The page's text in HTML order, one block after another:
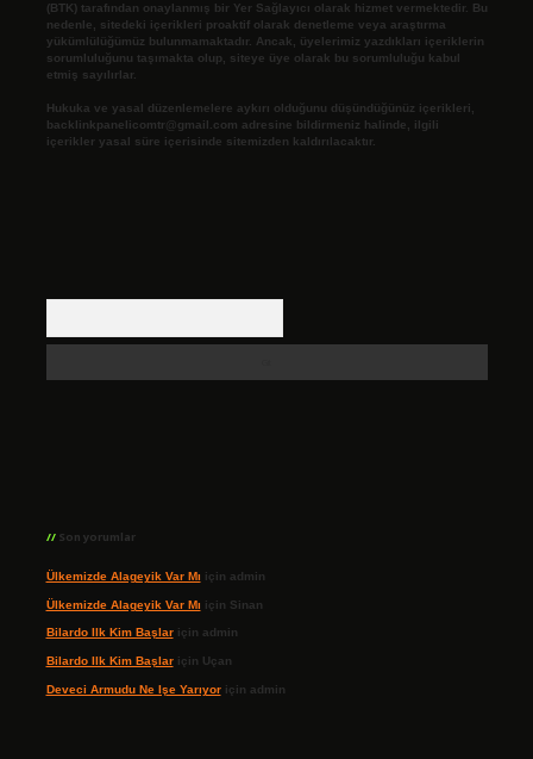
(BTK) tarafından onaylanmış bir Yer Sağlayıcı olarak hizmet vermektedir. Bu
nedenle, sitedeki içerikleri proaktif olarak denetleme veya araştırma
yükümlülüğümüz bulunmamaktadır. Ancak, üyelerimiz yazdıkları içeriklerin
sorumluluğunu taşımakta olup, siteye üye olarak bu sorumluluğu kabul
etmiş sayılırlar.
Hukuka ve yasal düzenlemelere aykırı olduğunu düşündüğünüz içerikleri,
backlinkpanelicomtr@gmail.com adresine bildirmeniz halinde, ilgili
içerikler yasal süre içerisinde sitemizden kaldırılacaktır.
Son yorumlar
Ülkemizde Alageyik Var Mı için admin
Ülkemizde Alageyik Var Mı için Sinan
Bilardo Ilk Kim Başlariçin admin
Bilardo Ilk Kim Başlariçin Uçan
Deveci Armudu Ne Işe Yarıyoriçin admin